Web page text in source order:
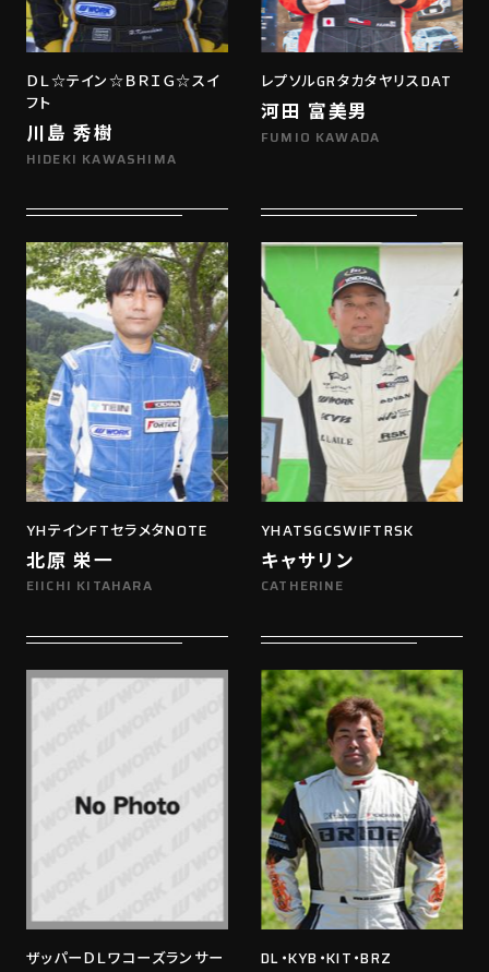
ＤＬ☆テイン☆ＢＲＩＧ☆スイ
フト
川島 秀樹
HIDEKI KAWASHIMA
レプソルGRタカタヤリスDAT
河田 富美男
FUMIO KAWADA
YHテインFTセラメタNOTE
北原 栄一
EIICHI KITAHARA
YHATSGCSWIFTRSK
キャサリン
CATHERINE
ザッパーＤＬワコーズランサー DL・KYB・KIT・BRZ